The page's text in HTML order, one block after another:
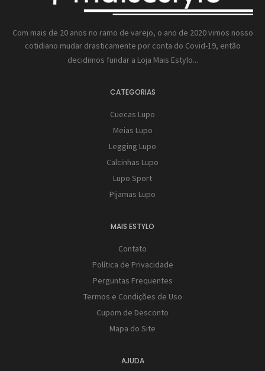
Com mais de 20 anos no ramo de varejo, o ano de 2020 vimos nosso
cotidiano mudar drasticamente por conta do Covid-19, então
decidimos fundar a Loja Mais Estylo...
CATEGORIAS
Cuecas Lupo
Meias Lupo
Legging Lupo
Calcinhas Lupo
Lupo Sport
Pijamas Lupo
MAIS ESTYLO
Contato
Política de Privacidade
Perguntas Frequentes
Termos e Condições de Uso
Cupom de Desconto
Mapa do Site
AJUDA